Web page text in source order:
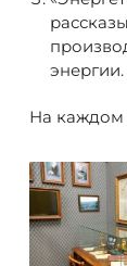
энергии.
На каждом